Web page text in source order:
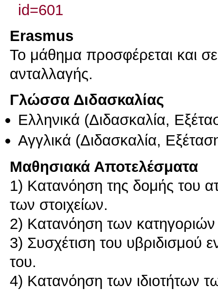
id=601
Erasmus
Το μάθημα προσφέρεται και
ανταλλαγής.
Γλώσσα Διδασκαλίας
Ελληνικά (Διδασκαλία,
Αγγλικά (Διδασκαλία,
Μαθησιακά Αποτελέσματα
1) Κατανόηση της δομής του
των στοιχείων.
2) Κατανόηση των
3) Συσχέτιση του υβριδισμού
του.
4) Κατανόηση των ιδιοτήτων